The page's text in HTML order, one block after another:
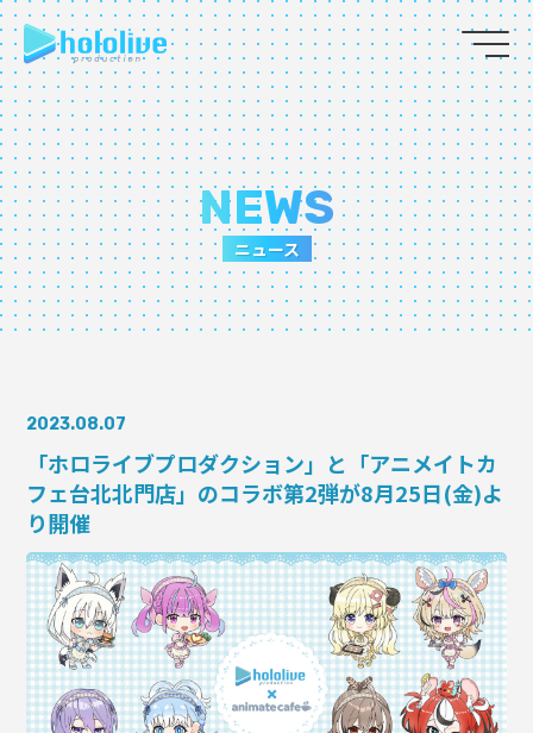
EN
JP
ABOUT
TALENT
NEWS
COLLABORATION
SUPPORT ADVERTISING
OFFICIAL SHOP
HOLODULE
会社概要
プライバシーポリシー
NEWS
ニュース
2023.08.07
「ホロライブプロダクション」と「アニメイトカ
フェ台北北門店」のコラボ第2弾が8月25日(金)よ
り開催